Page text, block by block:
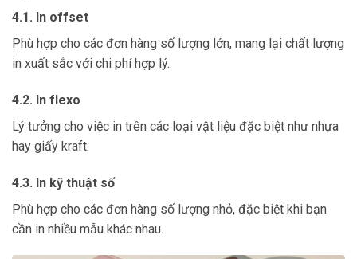
4.1. In offset
Phù hợp cho các đơn hàng số lượng lớn, mang lại chất lượng
in xuất sắc với chi phí hợp lý.
4.2. In flexo
Lý tưởng cho việc in trên các loại vật liệu đặc biệt như nhựa
hay giấy kraft.
4.3. In kỹ thuật số
Phù hợp cho các đơn hàng số lượng nhỏ, đặc biệt khi bạn
cần in nhiều mẫu khác nhau.